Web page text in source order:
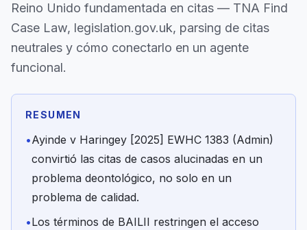
Reino Unido fundamentada en citas — TNA Find
Case Law, legislation.gov.uk, parsing de citas
neutrales y cómo conectarlo en un agente
funcional.
RESUMEN
•Ayinde v Haringey [2025] EWHC 1383 (Admin)
convirtió las citas de casos alucinadas en un
problema deontológico, no solo en un
problema de calidad.
•Los términos de BAILII restringen el acceso